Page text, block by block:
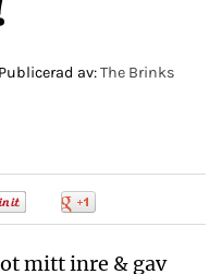
Publicerad av:The Brinks
mitt inre & gav